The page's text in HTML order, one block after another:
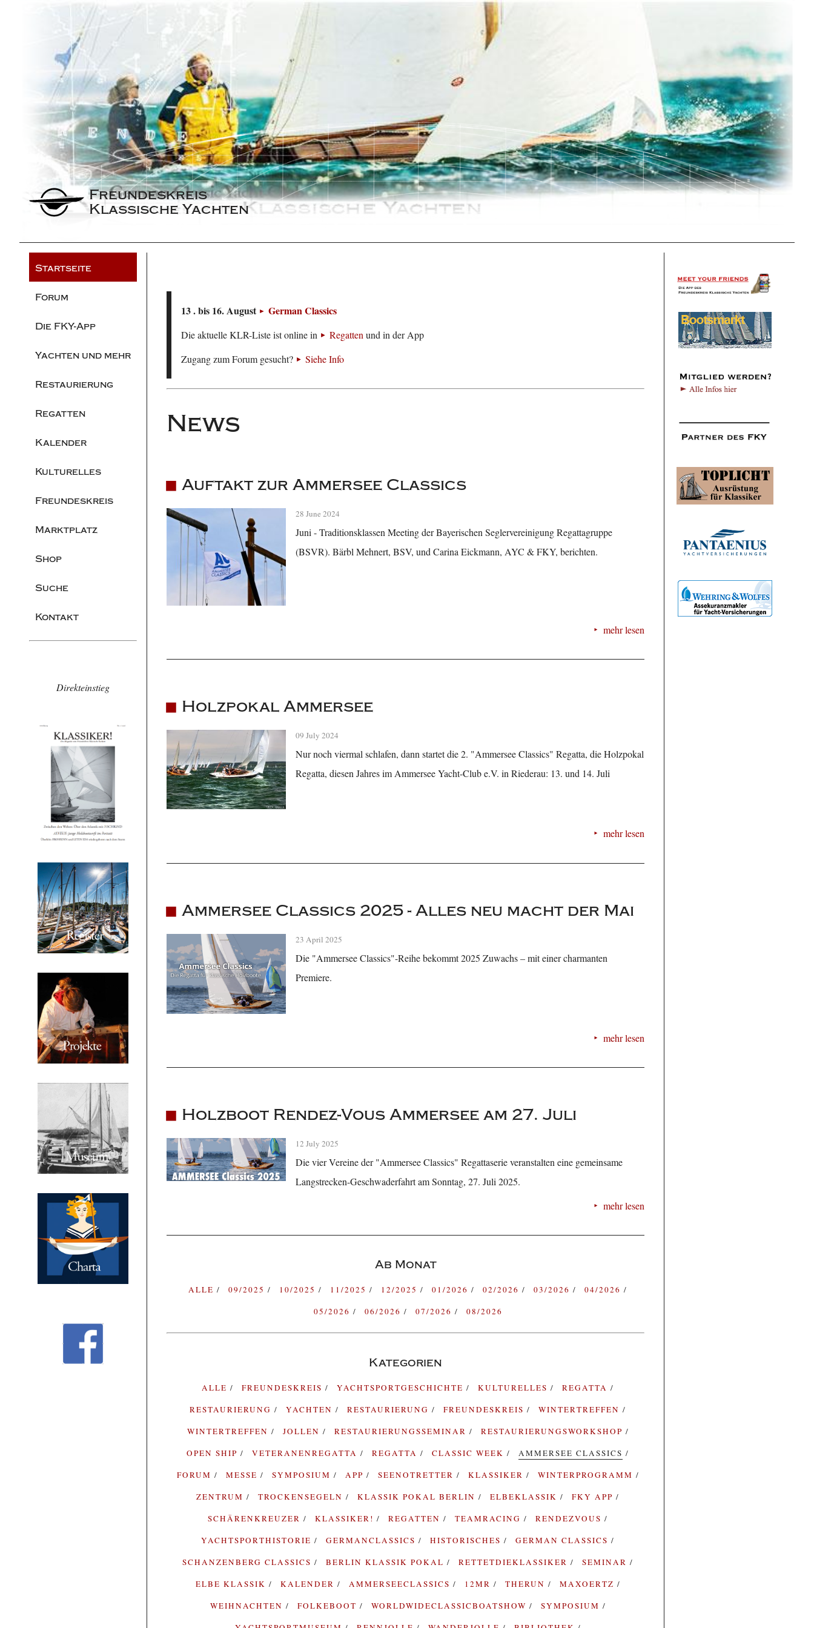
Freundeskreis
Klassische Yachten
Startseite
Forum
Die FKY-App
Yachten und mehr
Restaurierung
Regatten
Kalender
Kulturelles
Freundeskreis
Marktplatz
Shop
Suche
Kontakt
Direkteinstieg
13 . bis 16. August German Classics
Die aktuelle KLR-Liste ist online in Regattenund in der App
Zugang zum Forum gesucht?
Siehe Info
News
Auftakt zur Ammersee Classics
28 June 2024
Juni - Traditionsklassen Meeting der Bayerischen Seglervereinigung Regattagruppe
(BSVR). Bärbl Mehnert, BSV, und Carina Eickmann, AYC & FKY, berichten.
mehr lesen
Holzpokal Ammersee
09 July 2024
Nur noch viermal schlafen, dann startet die 2. "Ammersee Classics" Regatta, die Holzpokal
Regatta, diesen Jahres im Ammersee Yacht-Club e.V. in Riederau: 13. und 14. Juli
mehr lesen
Ammersee Classics 2025 - Alles neu macht der Mai
23 April 2025
Die "Ammersee Classics"-Reihe bekommt 2025 Zuwachs – mit einer charmanten
Premiere.
mehr lesen
Holzboot Rendez-Vous Ammersee am 27. Juli
12 July 2025
Die vier Vereine der "Ammersee Classics" Regattaserie veranstalten eine gemeinsame
Langstrecken-Geschwaderfahrt am Sonntag, 27. Juli 2025.
mehr lesen
Ab Monat
ALLE 09/2025 10/2025 11/2025 12/2025 01/2026 02/2026 03/2026
04/2026
05/2026
06/2026 07/2026 08/2026
Kategorien
ALLE FREUNDESKREIS YACHTSPORTGESCHICHTE KULTURELLES
REGATTA
RESTAURIERUNG
YACHTEN RESTAURIERUNG FREUNDESKREIS
WINTERTREFFEN
WINTERTREFFEN
JOLLEN RESTAURIERUNGSSEMINAR
RESTAURIERUNGSWORKSHOP
OPEN SHIP
VETERANENREGATTA REGATTA CLASSIC WEEK
AMMERSEE CLASSICS
FORUM
MESSE SYMPOSIUM APP SEENOTRETTER KLASSIKER
WINTERPROGRAMM
ZENTRUM
TROCKENSEGELN KLASSIK POKAL BERLIN ELBEKLASSIK
FKY APP
SCHÄRENKREUZER
KLASSIKER! REGATTEN TEAMRACING
RENDEZVOUS
YACHTSPORTHISTORIE
GERMANCLASSICS HISTORISCHES
GERMAN CLASSICS
SCHANZENBERG CLASSICS
BERLIN KLASSIK POKAL RETTETDIEKLASSIKER
SEMINAR
ELBE KLASSIK
KALENDER AMMERSEECLASSICS 12MR THERUN
MAXOERTZ
WEIHNACHTEN
FOLKEBOOT WORLDWIDECLASSICBOATSHOW
SYMPOSIUM